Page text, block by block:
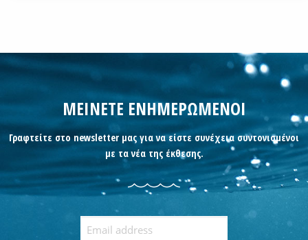
ΜΕΙΝΕΤΕ ΕΝΗΜΕΡΩΜΕΝΟΙ
Γραφτείτε στο newsletter μας για να είστε συνέχεια συντονισμένοι
με τα νέα της έκθεσης.